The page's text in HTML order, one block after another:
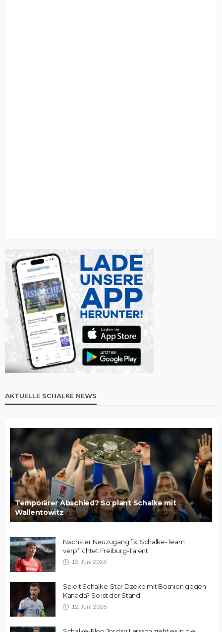
AKTUELLE SCHALKE NEWS
Temporärer Abschied? So plant Schalke mit
Wallentowitz
Nächster Neuzugang fix: Schalke-Team
verpflichtet Freiburg-Talent
12. Juni 2026
Spielt Schalke-Star Dzeko mit Bosnien gegen
Kanada? So ist der Stand
12. Juni 2026